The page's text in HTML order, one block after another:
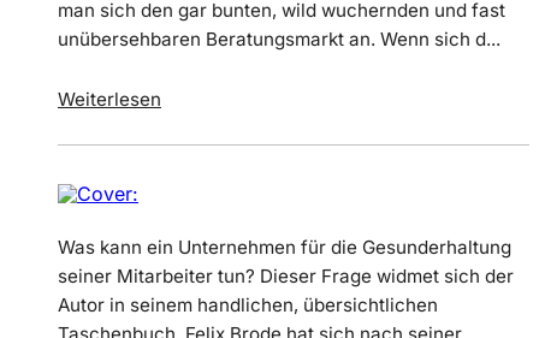
man sich den gar bunten, wild wuchernden und fast
unübersehbaren Beratungsmarkt an. Wenn sich d...
Weiterlesen
Was kann ein Unternehmen für die Gesunderhaltung
seiner Mitarbeiter tun? Dieser Frage widmet sich der
Autor in seinem handlichen, übersichtlichen